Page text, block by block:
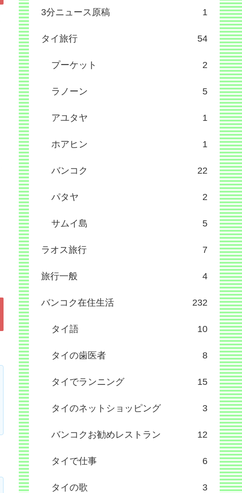
3分ニュース原稿 1
タイ旅行 54
プーケット 2
ラノーン 5
アユタヤ 1
ホアヒン 1
バンコク 22
パタヤ 2
サムイ島 5
ラオス旅行 7
旅行一般 4
バンコク在住生活 232
タイ語 10
タイの歯医者 8
タイでランニング 15
タイのネットショッピング 3
バンコクお勧めレストラン 12
タイで仕事 6
タイの歌 3